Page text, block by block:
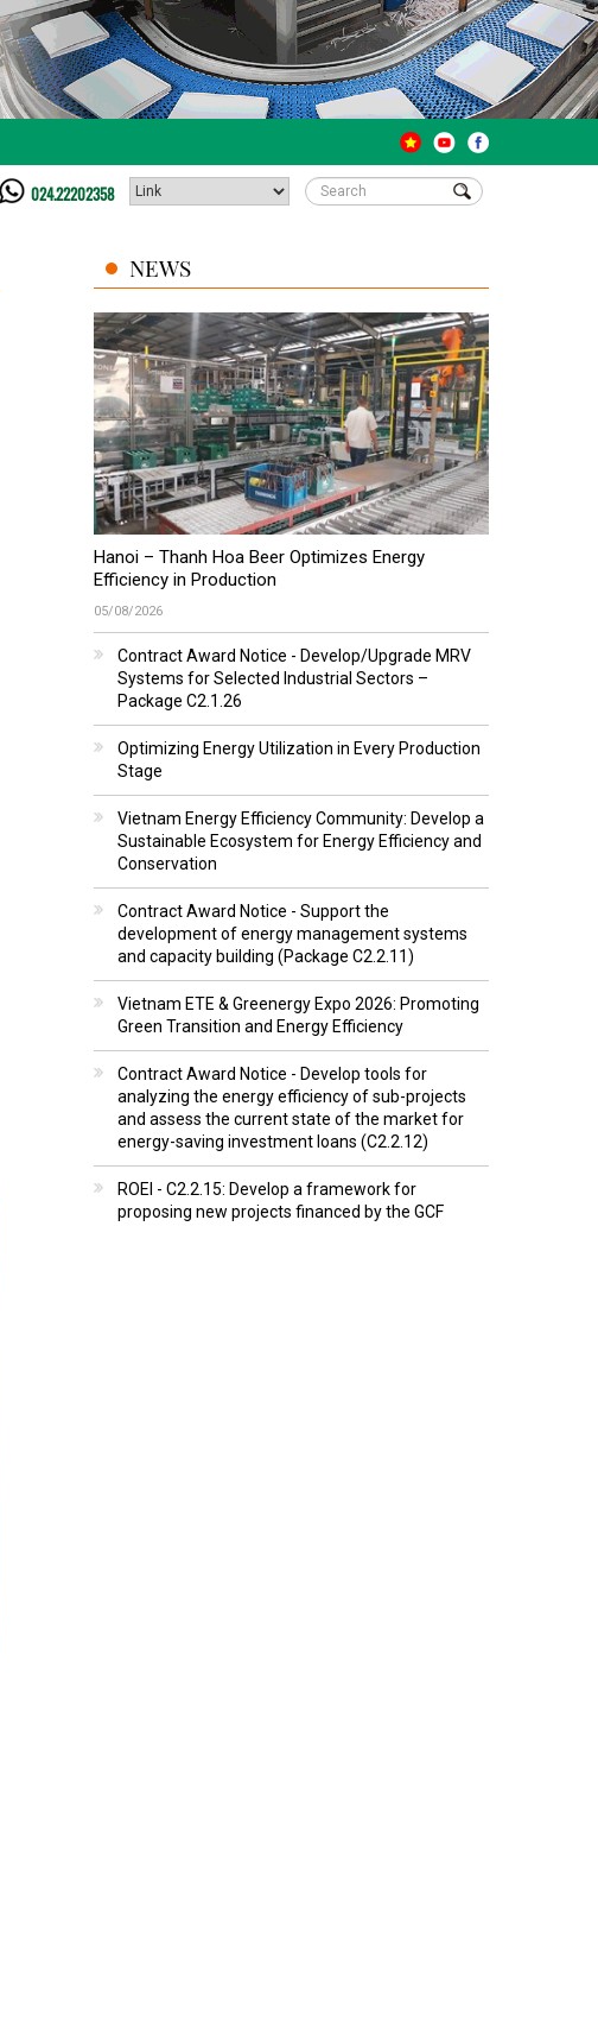
024.22202358
NEWS
Hanoi – Thanh Hoa Beer Optimizes Energy
Efficiency in Production
05/08/2026
Contract Award Notice - Develop/Upgrade MRV
Systems for Selected Industrial Sectors –
Package C2.1.26
Optimizing Energy Utilization in Every Production
Stage
Vietnam Energy Efficiency Community: Develop a
Sustainable Ecosystem for Energy Efficiency and
Conservation
Contract Award Notice - Support the
development of energy management systems
and capacity building (Package C2.2.11)
Vietnam ETE & Greenergy Expo 2026: Promoting
Green Transition and Energy Efficiency
Contract Award Notice - Develop tools for
analyzing the energy efficiency of sub-projects
and assess the current state of the market for
energy-saving investment loans (C2.2.12)
ROEI - C2.2.15: Develop a framework for
proposing new projects financed by the GCF